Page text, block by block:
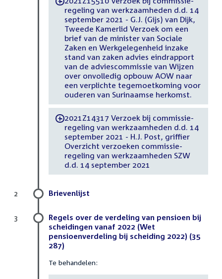
regeling van werkzaamheden d.d. 14
september 2021 - G.J. (Gijs) van Dijk,
Tweede Kamerlid Verzoek om een
brief van de minister van Sociale
Zaken en Werkgelegenheid inzake
stand van zaken advies eindrapport
van de adviescommissie van Wijzen
over onvolledig opbouw AOW naar
een verplichte tegemoetkoming voor
ouderen van Surinaamse herkomst.
-2021Z14317 Verzoek bij commissie-
regeling van werkzaamheden d.d. 14
september 2021 - H.J. Post, griffier
Overzicht verzoeken commissie-
regeling van werkzaamheden SZW
d.d. 14 september 2021
Brievenlijst
2
Regels over de verdeling van pensioen bij
scheidingen vanaf 2022 (Wet
pensioenverdeling bij scheiding 2022) (35
287)
Te behandelen:
3